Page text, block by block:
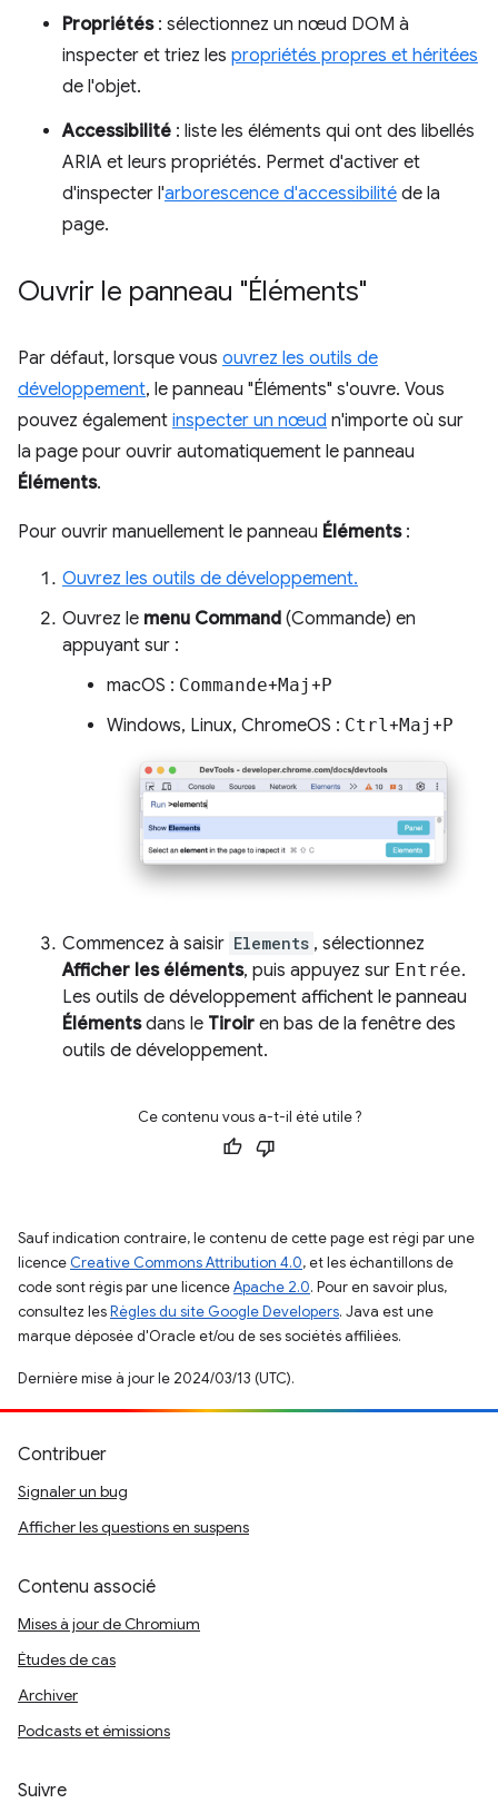
Propriétés: sélectionnez un nœud DOM à
inspecter et triez les propriétés propres et héritées
de l'objet.
Accessibilité : liste les éléments qui ont des libellés
ARIA et leurs propriétés. Permet d'activer et
d'inspecter l'arborescence d'accessibilité de la
page.
Ouvrir le panneau "Éléments"
Par défaut, lorsque vous ouvrez les outils de
développement, le panneau "Éléments" s'ouvre. Vous
pouvez également inspecter un nœud n'importe où sur
la page pour ouvrir automatiquement le panneau
Éléments.
Pour ouvrir manuellement le panneau Éléments:
Ouvrez les outils de développement.
Ouvrez le menu Command (Commande) en
appuyant sur :
macOS : Commande+Maj+P
Windows, Linux, ChromeOS : Ctrl+Maj+P
Commencez à saisir Elements , sélectionnez
Afficher les éléments, puis appuyez sur Entrée.
Les outils de développement affichent le panneau
Élémentsdans le Tiroir en bas de la fenêtre des
outils de développement.
Ce contenu vous a-t-il été utile ?
Sauf indication contraire, le contenu de cette page est régi par une
licence Creative Commons Attribution 4.0, et les échantillons de
code sont régis par une licenceApache 2.0. Pour en savoir plus,
consultez lesRègles du site Google Developers. Java est une
marque déposée d'Oracle et/ou de ses sociétés affiliées.
Dernière mise à jour le 2024/03/13 (UTC).
Contribuer
Signaler un bug
Afficher les questions en suspens
Contenu associé
Mises à jour de Chromium
Études de cas
Archiver
Podcasts et émissions
Suivre